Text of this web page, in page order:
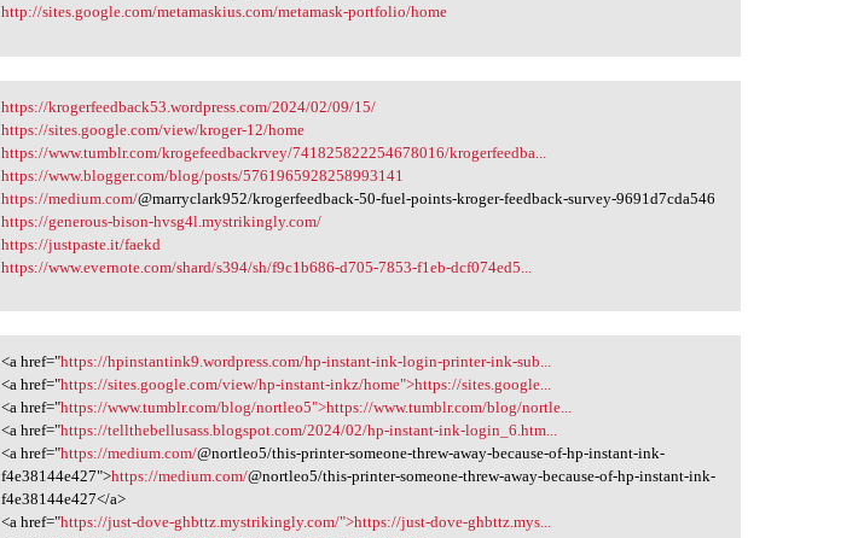
http://sites.google.com/metamaskius.com/metamask-portfolio/home
https://krogerfeedback53
https://krogerfeedback53.wordpress.com/2024/02/09/15/
https://sites.google.com/view/kroger-12/home
https://www.tumblr.com/krogefeedbackrvey/741825822254678016/krogerfeedba...
https://www.blogger.com/blog/posts/5761965928258993141
https://medium.com/@marryclark952/krogerfeedback-50-fuel-points-kroger-feedback-survey-9691d7cda546
https://generous-bison-hvsg4l.mystrikingly.com/
https://justpaste.it/faekd
https://www.evernote.com/shard/s394/sh/f9c1b686-d705-7853-f1eb-dcf074ed5...
<a href="https:/
<a href="https://hpinstantink9.wordpress.com/hp-instant-ink-login-printer-ink-sub...
<a href="https://sites.google.com/view/hp-instant-inkz/home">https://sites.google...
<a href="https://www.tumblr.com/blog/nortleo5">https://www.tumblr.com/blog/nortle...
<a href="https://tellthebellusass.blogspot.com/2024/02/hp-instant-ink-login_6.htm...
<a href="https://medium.com/@nortleo5/this-printer-someone-threw-away-because-of-hp-instant-ink-
f4e38144e427">https://medium.com/@nortleo5/this-printer-someone-threw-away-because-of-hp-instant-ink-
f4e38144e427</a>
<a href="https://just-dove-ghbttz.mystrikingly.com/">https://just-dove-ghbttz.mys...